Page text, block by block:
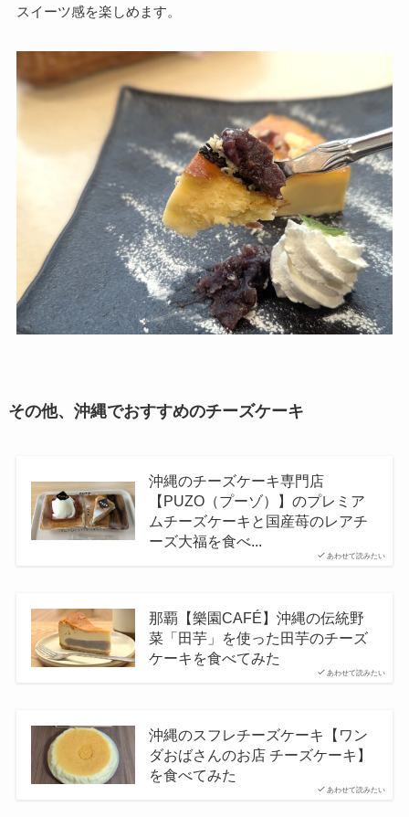
スイーツ感を楽しめます。
その他、沖縄でおすすめのチーズケーキ
あわせて読みたい
沖縄のチーズケーキ専門店
【PUZO（プーゾ）】のプレミア
ムチーズケーキと国産苺のレアチ
ーズ大福を食べ...
あわせて読みたい
那覇【樂園CAFÉ】沖縄の伝統野
菜「田芋」を使った田芋のチーズ
ケーキを食べてみた
あわせて読みたい
沖縄のスフレチーズケーキ【ワン
ダおばさんのお店 チーズケーキ】
を食べてみた